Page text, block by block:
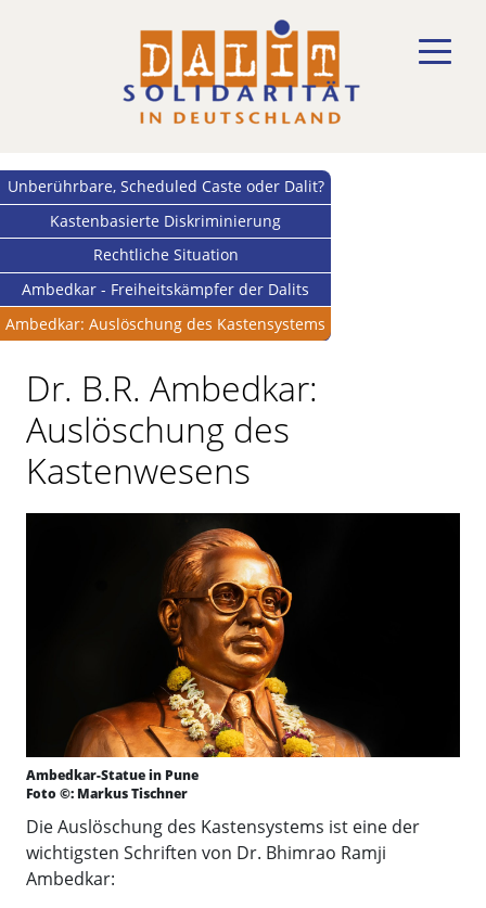
Unberührbare, Scheduled Caste oder Dalit?
Kastenbasierte Diskriminierung
Rechtliche Situation
Ambedkar - Freiheitskämpfer der Dalits
Ambedkar: Auslöschung des Kastensystems
Dr. B.R. Ambedkar:
Auslöschung des
Kastenwesens
Ambedkar-Statue in Pune
Foto ©: Markus Tischner
Die Auslöschung des Kastensystems ist eine der
wichtigsten Schriften von Dr. Bhimrao Ramji
Ambedkar: